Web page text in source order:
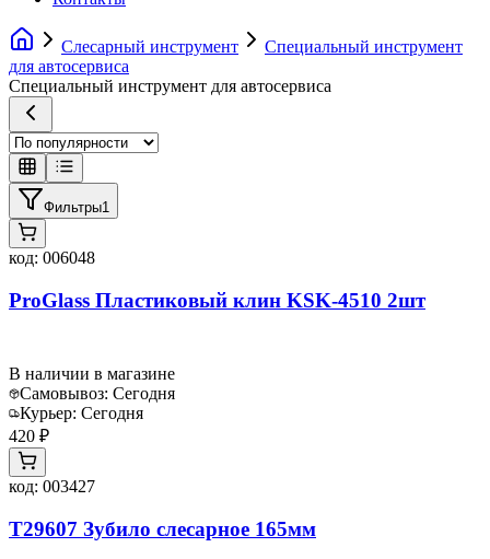
Слесарный инструмент
Специальный инструмент
для автосервиса
Специальный инструмент для автосервиса
Фильтры1
код: 006048
ProGlass Пластиковый клин KSK-4510 2шт
В наличии в магазине
Самовывоз: Сегодня
Курьер: Сегодня
420 ₽
код: 003427
T29607 Зубило слесарное 165мм